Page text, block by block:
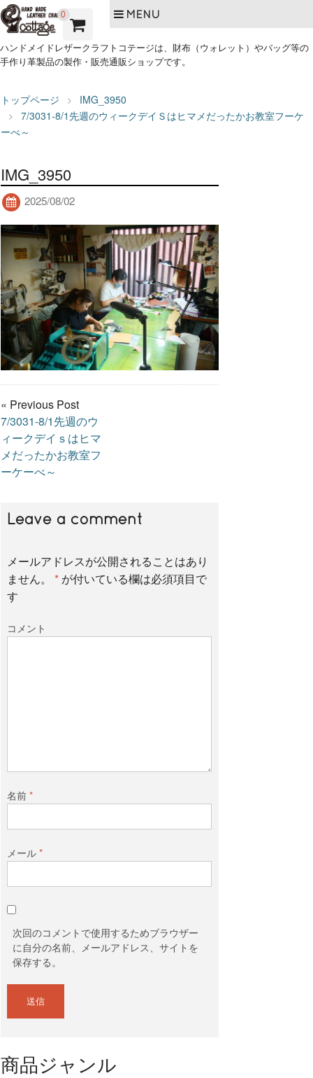
0 MENU
ハンドメイドレザークラフトコテージは、財布（ウォレット）やバッグ等の
手作り革製品の製作・販売通販ショップです。
トップページ
IMG_3950
7/3031-8/1先週のウィークデイＳはヒマメだったかお教室フーケ
ーべ～
IMG_3950
2025/08/02
« Previous Post
7/3031-8/1先週のウ
ィークデイｓはヒマ
メだったかお教室フ
ーケーべ～
Leave a comment
メールアドレスが公開されることはあり
ません。
* が付いている欄は必須項目で
す
コメント
名前*
メール*
次回のコメントで使用するためブラウザー
に自分の名前、メールアドレス、サイトを
保存する。
商品ジャンル